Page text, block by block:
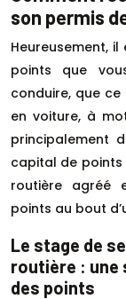
son permis
Heureusement,
points que
conduire, que
en voiture, à
principalement
capital de points
routière agréé
points au bout
Le stage de
routière :
des points